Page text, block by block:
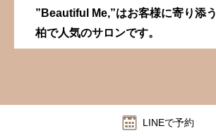
”Beautiful Me,”はお客様に寄り添う
柏で人気のサロンです。
LINEで予約